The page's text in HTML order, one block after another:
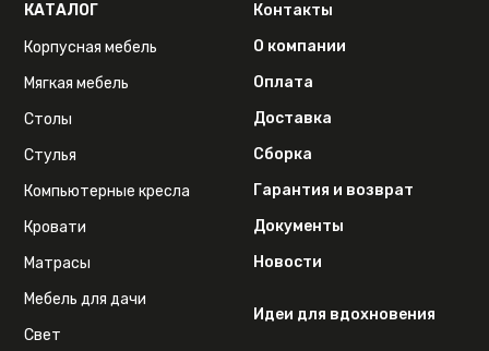
КАТАЛОГ
Корпусная мебель
Мягкая мебель
Столы
Стулья
Компьютерные кресла
Кровати
Матрасы
Мебель для дачи
Свет
Контакты
О компании
Оплата
Доставка
Сборка
Гарантия и возврат
Документы
Новости
Идеи для вдохновения